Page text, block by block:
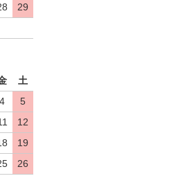
29
土
4
5
12
19
26